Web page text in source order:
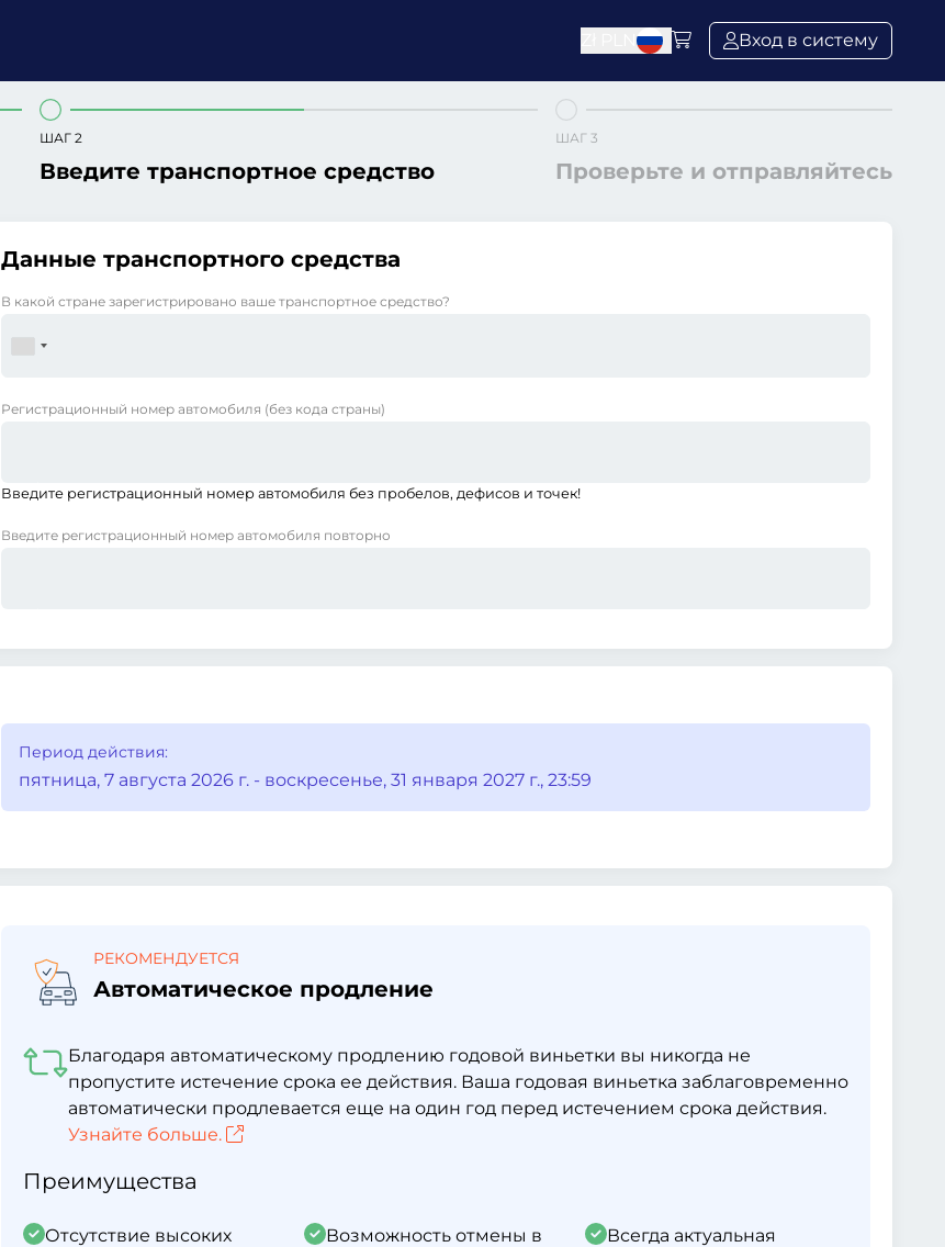
Вход в систему
ШАГ 2
Введите транспортное средство
ШАГ 3
Проверьте и отправляйтесь
Данные транспортного средства
В какой стране зарегистрировано ваше транспортное средство?
Регистрационный номер автомобиля (без кода страны)
Введите регистрационный номер автомобиля без пробелов, дефисов и точек!
Введите регистрационный номер автомобиля повторно
Период действия:
пятница, 7 августа 2026 г. - воскресенье, 31 января 2027 г., 23:59
РЕКОМЕНДУЕТСЯ
Автоматическое продление
Благодаря автоматическому продлению годовой виньетки вы никогда не
пропустите истечение срока ее действия. Ваша годовая виньетка заблаговременно
автоматически продлевается еще на один год перед истечением срока действия.
Узнайте больше.
Преимущества
Отсутствие высоких
Возможность отмены в
Всегда актуальная